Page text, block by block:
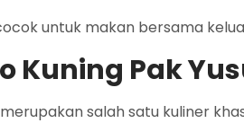
untuk makan bersama
Kuning Pak
salah satu kuliner